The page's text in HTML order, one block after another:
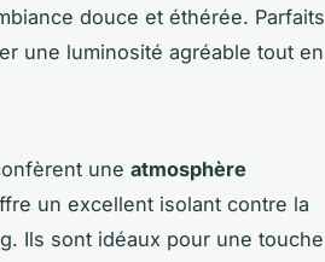
douce et éthérée. Parfaits
une luminosité agréable tout en
une atmosphère
un excellent isolant contre la
Ils sont idéaux pour une touche